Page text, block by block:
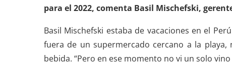
para el 2022, comenta Basil Mischefski,
Basil Mischefski estaba de vacaciones en el
fuera de un supermercado cercano a la
bebida. “Pero en ese momento no vi un solo